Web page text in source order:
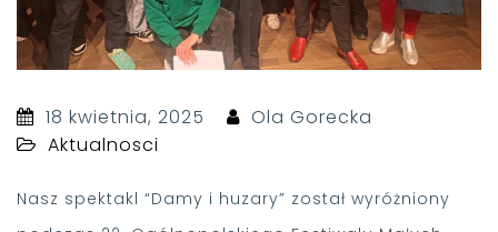
18 kwietnia, 2025
Ola Gorecka
Aktualnosci
Nasz spektakl “Damy i huzary” został wyróżniony